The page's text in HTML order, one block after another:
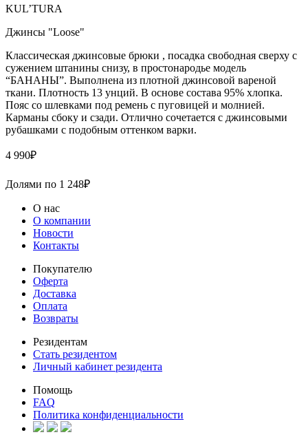
KUL’TURA
Джинсы "Loose"
Классическая джинсовые брюки , посадка свободная сверху с
сужением штанины снизу, в простонародье модель
“БАНАНЫ”. Выполнена из плотной джинсовой вареной
ткани. Плотность 13 унций. В основе состава 95% хлопка.
Пояс со шлевками под ремень с пуговицей и молнией.
Карманы сбоку и сзади. Отлично сочетается с джинсовыми
рубашками с подобным оттенком варки.
4 990₽
Долями по 1 248₽
О нас
О компании
Новости
Контакты
Покупателю
Оферта
Доставка
Оплата
Возвраты
Резидентам
Стать резидентом
Личный кабинет резидента
Помощь
FAQ
Политика конфиденциальности